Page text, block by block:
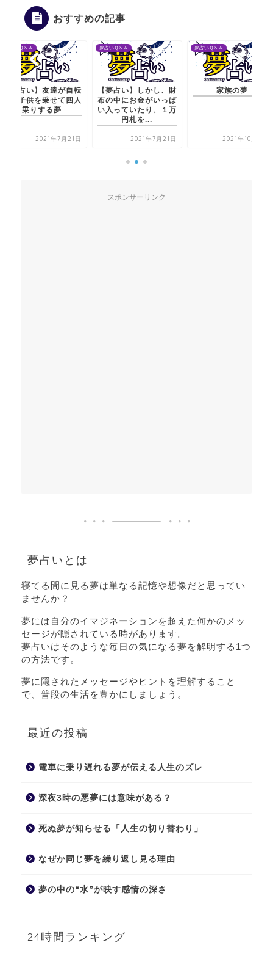
おすすめの記事
が自転
て四人
夢占いＱ＆Ａ
【夢占い】しかし、財
布の中にお金がいっぱ
い入っていたり、１万
2021年7月21日
夢占いＱ＆Ａ
家族の夢
2021年10月12日
夢占いＱ＆Ａ
スポンサーリンク
夢占いとは
寝てる間に見る夢は単なる記憶や想像だと思ってい
ませんか？
夢には自分のイマジネーションを超えた何かのメッ
セージが隠されている時があります。
夢占いはそのような毎日の気になる夢を解明する1つ
の方法です。
夢に隠されたメッセージやヒントを理解すること
で、普段の生活を豊かにしましょう。
最近の投稿
電車に乗り遅れる夢が伝える人生のズレ
深夜3時の悪夢には意味がある？
死ぬ夢が知らせる「人生の切り替わり」
なぜか同じ夢を繰り返し見る理由
夢の中の“水”が映す感情の深さ
24時間ランキング